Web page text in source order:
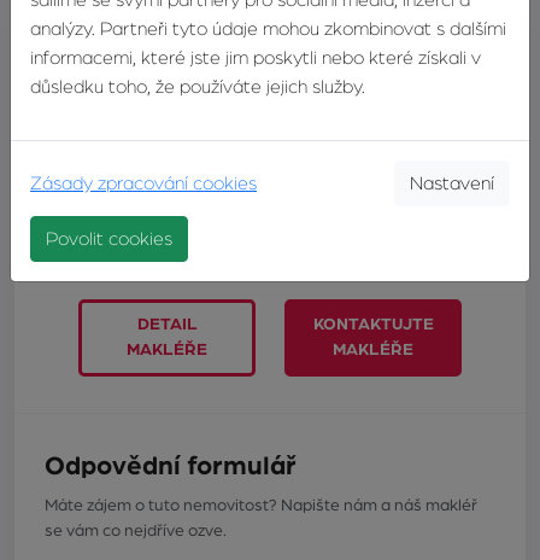
Mgr. Miroslav Zvonek
E-MAIL:
miroslav@zvonek.cz
DETAIL
MAKLÉŘE
KONTAKTUJTE
MAKLÉŘE
Odpovědní formulář
Máte zájem o tuto nemovitost? Napište nám a náš makléř
se vám co nejdříve ozve.
analýzy. Partneři tyto údaje mohou zkombinovat s dalšími
informacemi, které jste jim poskytli nebo které získali v
důsledku toho, že používáte jejich služby.
Zásady zpracování cookies Nastavení
Povolit cookies